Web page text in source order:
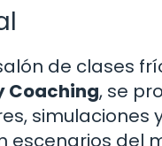
de clases
Coaching, se
simulaciones
del